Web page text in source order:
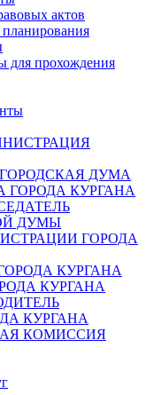
актов
планирования
для прохождения
ДУМА
ГОРОДА КУРГАНА
ДУМЫ
ГОРОДА
КУРГАНА
КУРГАНА
КУРГАНА
КОМИССИЯ